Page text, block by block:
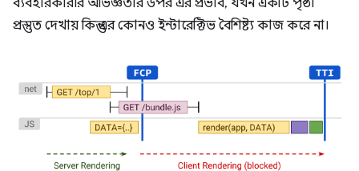
ব্যবহারকারীর অভিজ্ঞতার উপর এর প্রভাব, যখন একটি পৃষ্ঠা
প্রস্তুত দেখায় কিন্তু এর কোনও ইন্টারেক্টিভ বৈশিষ্ট্য কাজ করে না।